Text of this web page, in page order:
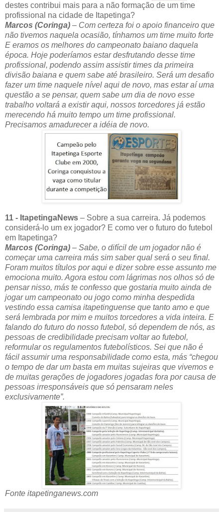
destes contribui mais para a não formação de um time
profissional na cidade de Itapetinga?
Marcos (Coringa) – Com certeza foi o apoio financeiro que
não tivemos naquela ocasião, tínhamos um time muito forte
E eramos os melhores do campeonato baiano daquela
época. Hoje poderíamos estar desfrutando desse time
profissional, podendo assim assistir times da primeira
divisão baiana e quem sabe até brasileiro. Será um desafio
fazer um time naquele nível aqui de novo, mas estar aí uma
questão a se pensar, quem sabe um dia de novo esse
trabalho voltará a existir aqui, nossos torcedores já estão
merecendo há muito tempo um time profissional.
Precisamos amadurecer a idéia de novo.
11 - ItapetingaNews – Sobre a sua carreira. Já podemos
considerá-lo um ex jogador? E como ver o futuro do futebol
em Itapetinga?
Marcos (Coringa) – Sabe, o difícil de um jogador não é
começar uma carreira más sim saber qual será o seu final.
Foram muitos títulos por aqui e dizer sobre esse assunto me
emociona muito. Agora estou com lágrimas nos olhos só de
pensar nisso, más te confesso que gostaria muito ainda de
jogar um campeonato ou jogo como minha despedida
vestindo essa camisa itapetinguense que tanto amo e que
será lembrada por mim e muitos torcedores a vida inteira. E
falando do futuro do nosso futebol, só dependem de nós, as
pessoas de credibilidade precisam voltar ao futebol,
reformular os regulamentos futebolísticos. Sei que não é
fácil assumir uma responsabilidade como esta, más “chegou
o tempo de dar um basta em muitas sujeiras que vivemos e
de muitas gerações de jogadores jogadas fora por causa de
pessoas irresponsáveis que só pensaram neles
exclusivamente”.
Fonte itapetinganews.com